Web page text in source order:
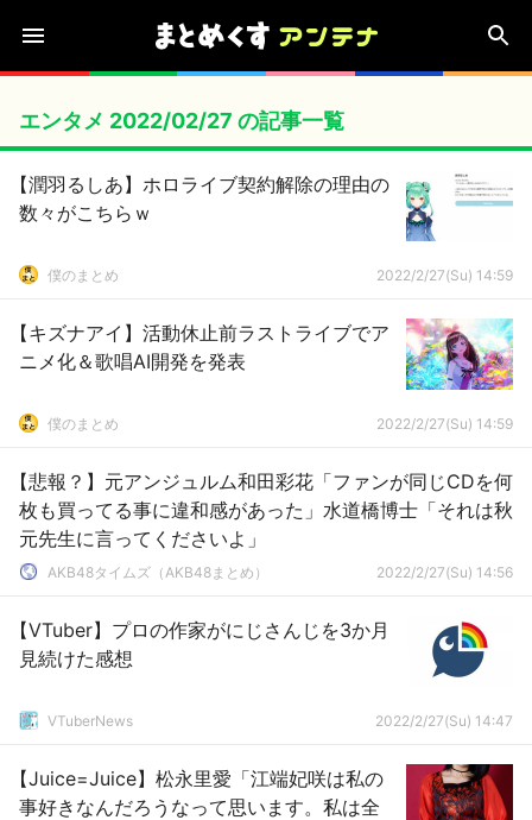
エンタメ 2022/02/27 の記事一覧
【潤羽るしあ】ホロライブ契約解除の理由の
数々がこちらｗ
僕のまとめ 2022/2/27(Su) 14:59
【キズナアイ】活動休止前ラストライブでア
ニメ化＆歌唱AI開発を発表
僕のまとめ 2022/2/27(Su) 14:59
【悲報？】元アンジュルム和田彩花「ファンが同じCDを何
枚も買ってる事に違和感があった」水道橋博士「それは秋
元先生に言ってくださいよ」
AKB48タイムズ（AKB48まとめ） 2022/2/27(Su) 14:56
【VTuber】プロの作家がにじさんじを3か月
見続けた感想
VTuberNews 2022/2/27(Su) 14:47
【Juice=Juice】松永里愛「江端妃咲は私の
事好きなんだろうなって思います。私は全